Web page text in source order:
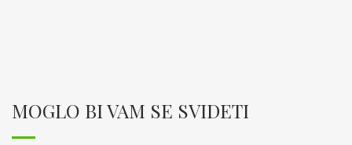
MOGLO BI VAM SE SVIDETI